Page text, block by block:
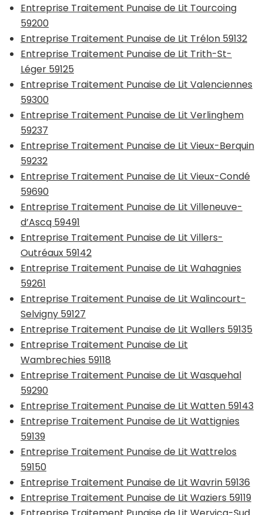
Entreprise Traitement Punaise de Lit Tourcoing
59200
Entreprise Traitement Punaise de Lit Trélon 59132
Entreprise Traitement Punaise de Lit Trith-St-
Léger 59125
Entreprise Traitement Punaise de Lit Valenciennes
59300
Entreprise Traitement Punaise de Lit Verlinghem
59237
Entreprise Traitement Punaise de Lit Vieux-Berquin
59232
Entreprise Traitement Punaise de Lit Vieux-Condé
59690
Entreprise Traitement Punaise de Lit Villeneuve-
d’Ascq 59491
Entreprise Traitement Punaise de Lit Villers-
Outréaux 59142
Entreprise Traitement Punaise de Lit Wahagnies
59261
Entreprise Traitement Punaise de Lit Walincourt-
Selvigny 59127
Entreprise Traitement Punaise de Lit Wallers 59135
Entreprise Traitement Punaise de Lit
Wambrechies 59118
Entreprise Traitement Punaise de Lit Wasquehal
59290
Entreprise Traitement Punaise de Lit Watten 59143
Entreprise Traitement Punaise de Lit Wattignies
59139
Entreprise Traitement Punaise de Lit Wattrelos
59150
Entreprise Traitement Punaise de Lit Wavrin 59136
Entreprise Traitement Punaise de Lit Waziers 59119